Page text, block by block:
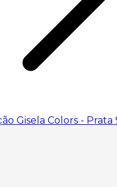
Gisela Colors - Prata